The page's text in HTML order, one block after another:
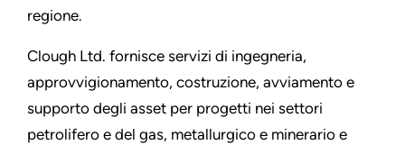
regione.
Clough Ltd. fornisce servizi di ingegneria,
approvvigionamento, costruzione, avviamento e
supporto degli asset per progetti nei settori
petrolifero e del gas, metallurgico e minerario e